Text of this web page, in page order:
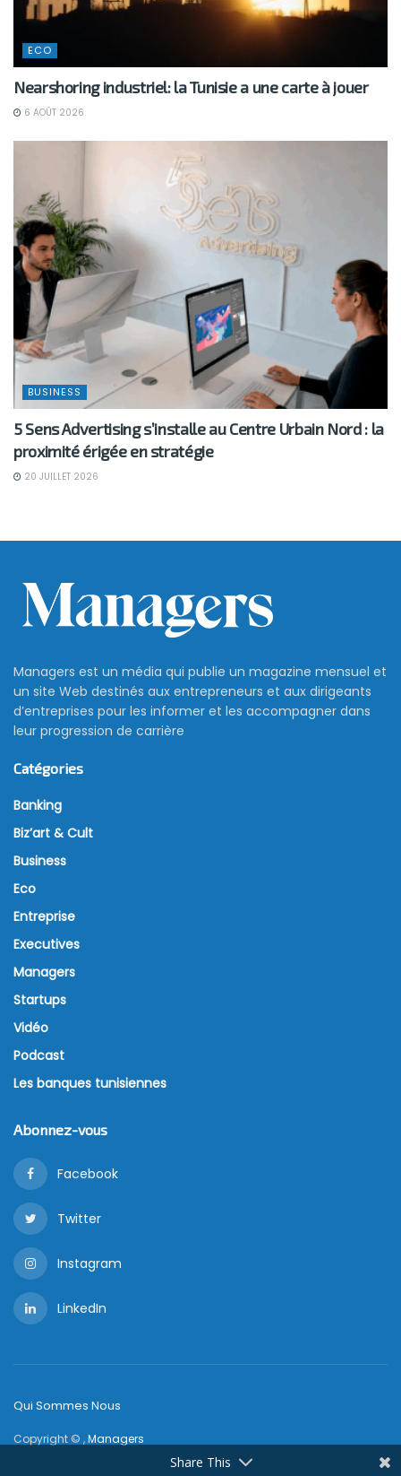
ECO
Nearshoring industriel: la Tunisie a une carte à jouer
6 AOÛT 2026
BUSINESS
5 Sens Advertising s’installe au Centre Urbain Nord : la
proximité érigée en stratégie
20 JUILLET 2026
Managers est un média qui publie un magazine mensuel et
un site Web destinés aux entrepreneurs et aux dirigeants
d’entreprises pour les informer et les accompagner dans
leur progression de carrière
Catégories
Banking
Biz’art & Cult
Business
Eco
Entreprise
Executives
Managers
Startups
Vidéo
Podcast
Les banques tunisiennes
Abonnez-vous
Facebook
Twitter
Instagram
LinkedIn
Qui Sommes Nous
Copyright © ,Managers
Share This